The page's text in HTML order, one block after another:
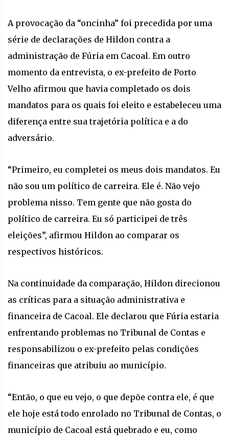
A provocação da “oncinha” foi precedida por uma
série de declarações de Hildon contra a
administração de Fúria em Cacoal. Em outro
momento da entrevista, o ex-prefeito de Porto
Velho afirmou que havia completado os dois
mandatos para os quais foi eleito e estabeleceu uma
diferença entre sua trajetória política e a do
adversário.
“Primeiro, eu completei os meus dois mandatos. Eu
não sou um político de carreira. Ele é. Não vejo
problema nisso. Tem gente que não gosta do
político de carreira. Eu só participei de três
eleições”, afirmou Hildon ao comparar os
respectivos históricos.
Na continuidade da comparação, Hildon direcionou
as críticas para a situação administrativa e
financeira de Cacoal. Ele declarou que Fúria estaria
enfrentando problemas no Tribunal de Contas e
responsabilizou o ex-prefeito pelas condições
financeiras que atribuiu ao município.
“Então, o que eu vejo, o que depõe contra ele, é que
ele hoje está todo enrolado no Tribunal de Contas, o
município de Cacoal está quebrado e eu, como